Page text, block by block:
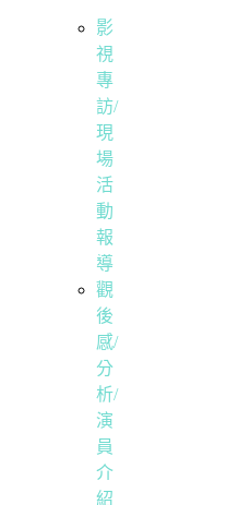
影
視
專
訪/
現
場
活
動
報
導
觀
後
感/
分
析/
演
員
介
紹